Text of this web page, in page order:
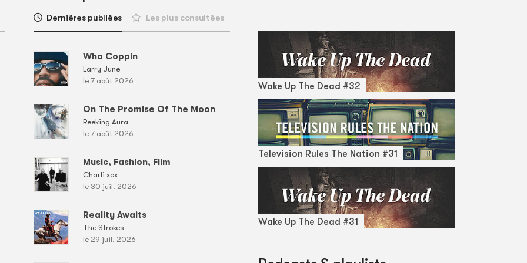
Dernières publiées Les plus consultées
Who Coppin
Larry June
le 7 août 2026
On The Promise Of The Moon
Reeking Aura
le 7 août 2026
Music, Fashion, Film
Charli xcx
le 30 juil. 2026
Reality Awaits
The Strokes
le 29 juil. 2026
Wake Up The Dead #32
Television Rules The Nation #31
Wake Up The Dead #31